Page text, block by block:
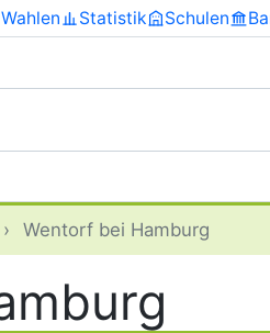
Wahlen Statistik Schulen
› Wentorf bei Hamburg